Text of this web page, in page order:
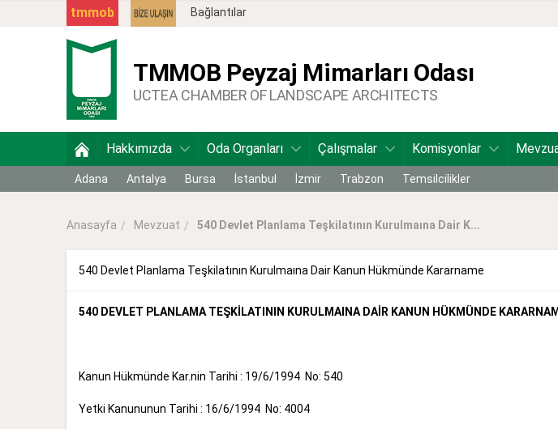
Bağlantılar
tmmob
TMMOB Peyzaj Mimarları Odası
UCTEA CHAMBER OF LANDSCAPE ARCHITECTS
Hakkımızda Oda Organları Çalışmalar Komisyonlar
Adana Antalya Bursa İstanbul İzmir Trabzon Temsilcilikler
Anasayfa Mevzuat 540 Devlet Planlama Teşkilatının Kurulmaına Dair K...
540 Devlet Planlama Teşkilatının Kurulmaına Dair Kanun Hükmünde Kararname
540 DEVLET PLANLAMA TEŞKİLATININ KURULMAINA DAİR KANUN HÜKMÜNDE
Kanun Hükmünde Kar.nin Tarihi : 19/6/1994 No: 540
Yetki Kanununun Tarihi : 16/6/1994 No: 4004